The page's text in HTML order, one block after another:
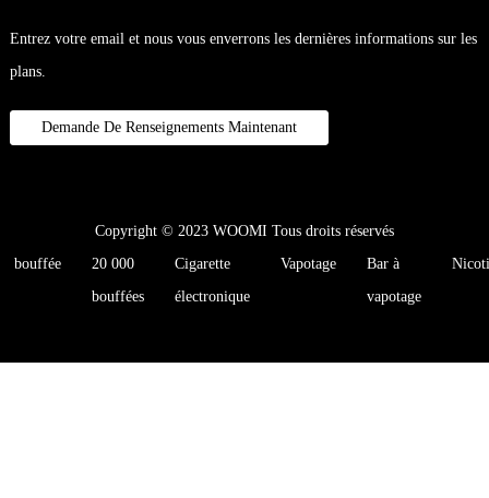
Entrez votre email et nous vous enverrons les dernières informations sur les
plans.
Demande De Renseignements Maintenant
Copyright © 2023 WOOMI Tous droits réservés
bouffée
20 000
bouffées
Cigarette
électronique
Vapotage
Bar à
vapotage